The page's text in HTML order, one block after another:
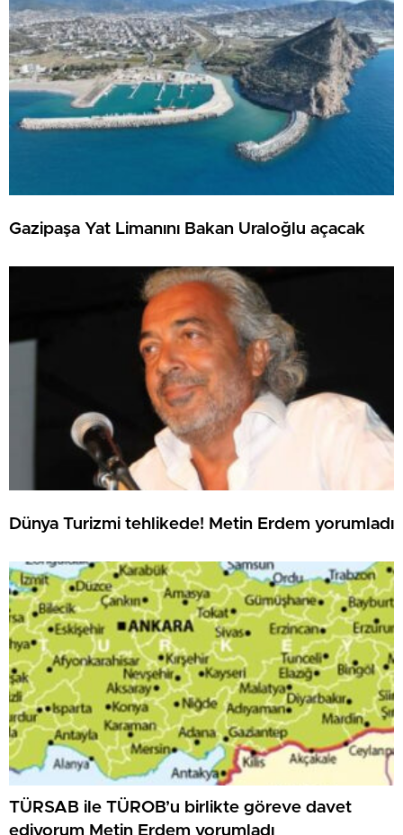
Gazipaşa Yat Limanını Bakan Uraloğlu açacak
Dünya Turizmi tehlikede! Metin Erdem yorumladı
TÜRSAB ile TÜROB’u birlikte göreve davet
ediyorum Metin Erdem yorumladı